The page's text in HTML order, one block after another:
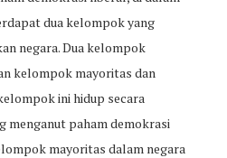
dua kelompok yang
negara. Dua kelompok
kelompok mayoritas dan
ini hidup secara
menganut paham demokrasi
mayoritas dalam negara